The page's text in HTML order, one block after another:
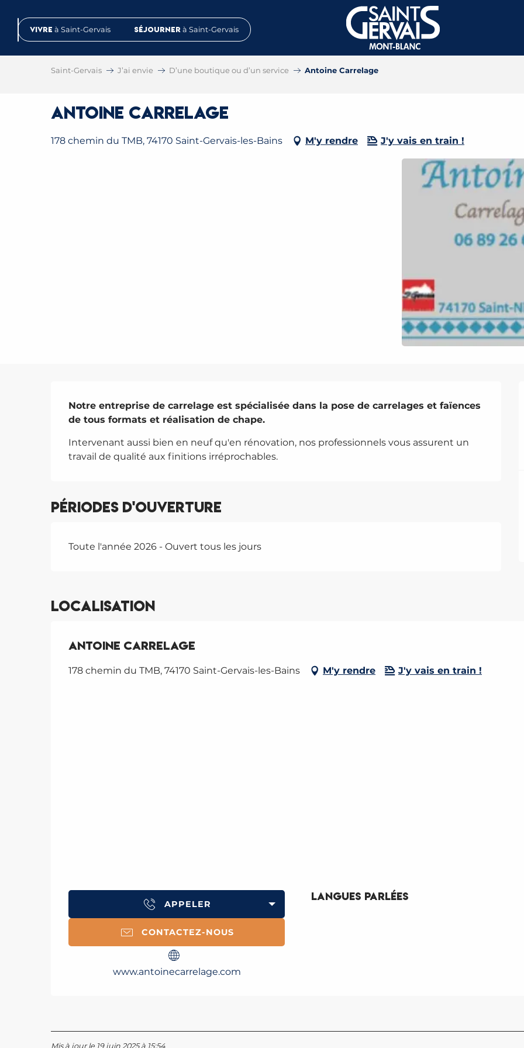
contenuVivre à Saint-Gervais Séjourner à Saint-Gervais
Saint-Gervais J’ai envie D’une boutique ou d’un service Antoine Carrelage
Antoine Carrelage
178 chemin du TMB, 74170 Saint-Gervais-les-Bains M'y rendre J'y vais en train !
Description
Notre entreprise de carrelage est spécialisée dans la pose de carrelages et faïences
de tous formats et réalisation de chape.
Intervenant aussi bien en neuf qu'en rénovation, nos professionnels vous assurent un
travail de qualité aux finitions irréprochables.
Périodes d'ouverture
Toute l'année 2026 - Ouvert tous les jours
Localisation
Antoine Carrelage
178 chemin du TMB, 74170 Saint-Gervais-les-Bains M'y rendre J'y vais en train !
APPELER
CONTACTEZ-NOUS
www.antoinecarrelage.com
Langues parlées
Langues parlées
Mis à jour le 19 juin 2025 à 15:54